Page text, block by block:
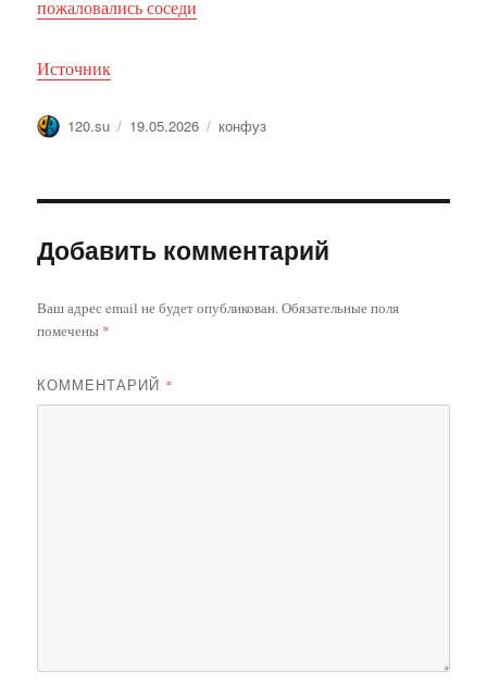
пожаловались соседи
Источник
Автор
120.su Опубликовано
19.05.2026 Метки
конфуз
Добавить комментарий
Ваш адрес email не будет опубликован.Обязательные поля
помечены *
КОММЕНТАРИЙ *